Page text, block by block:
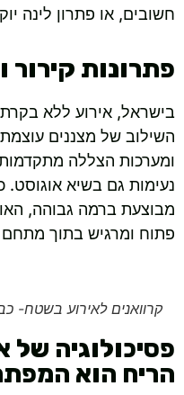
חשובים, או פתרון לינה
פתרונות קירור
בישראל, אירוע ללא
השילוב של מצננים
ומערכות הצללה
נעימות גם בשיא
מבוצעת ברמה גבוהה,
פתוח ומרגיש בתוך מתחם
קרוואנים לאירוע בשטח-
פסיכולוגיה של
הריח הוא